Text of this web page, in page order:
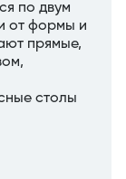
по двум
от формы и
прямые,
столы